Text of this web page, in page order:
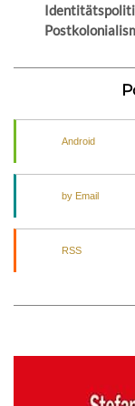
Android
by Email
RSS